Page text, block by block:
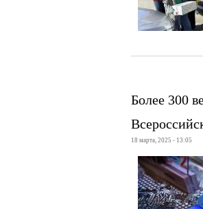
Более 300
18 марта, 2025 - 13:05